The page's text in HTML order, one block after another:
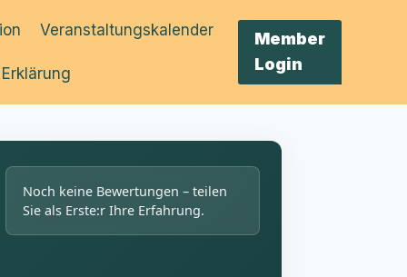
Veranstaltungskalender
Member
Login
Noch keine Bewertungen – teilen
Sie als Erste:r Ihre Erfahrung.